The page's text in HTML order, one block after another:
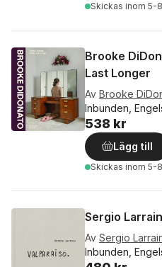
Skickas inom 5-
Brooke
Last Longer
Av Brooke
Inbunden,
538 kr
Lägg till
Skickas inom 5-
Sergio
Av Sergio
Inbunden,